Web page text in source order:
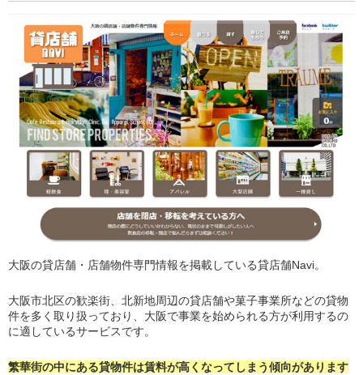
大阪の貸店舗・店舗物件専門情報を掲載している貸店舗Navi。
大阪市北区の歓楽街、北新地周辺の貸店舗や菓子事業所などの貸物
件を多く取り扱っており、大阪で事業を始められる方が利用するの
に適しているサービスです。
繁華街の中にある貸物件は賃料が高くなってしまう傾向があります